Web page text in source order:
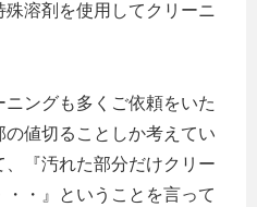
溶剤を使用してクリーニ
ングも多くご依頼をいた
値切ることしか考えてい
『汚れた部分だけクリー
・』ということを言って